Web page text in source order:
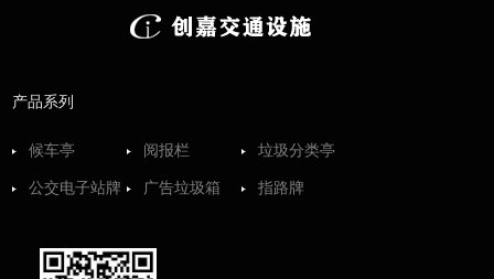
产品系列
候车亭 阅报栏 垃圾分类亭
公交电子站牌 广告垃圾箱 指路牌